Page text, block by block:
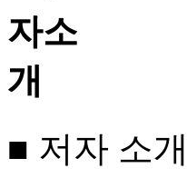
■ 저자 소개